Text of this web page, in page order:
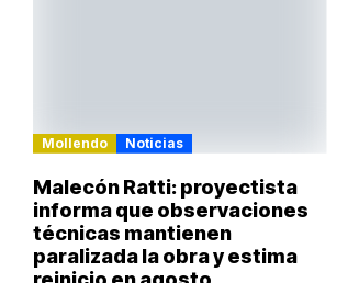
Mollendo Noticias
Malecón Ratti: proyectista
informa que observaciones
técnicas mantienen
paralizada la obra y estima